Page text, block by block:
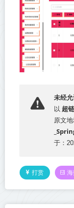
未经允
以 超
原文地
于：
打赏